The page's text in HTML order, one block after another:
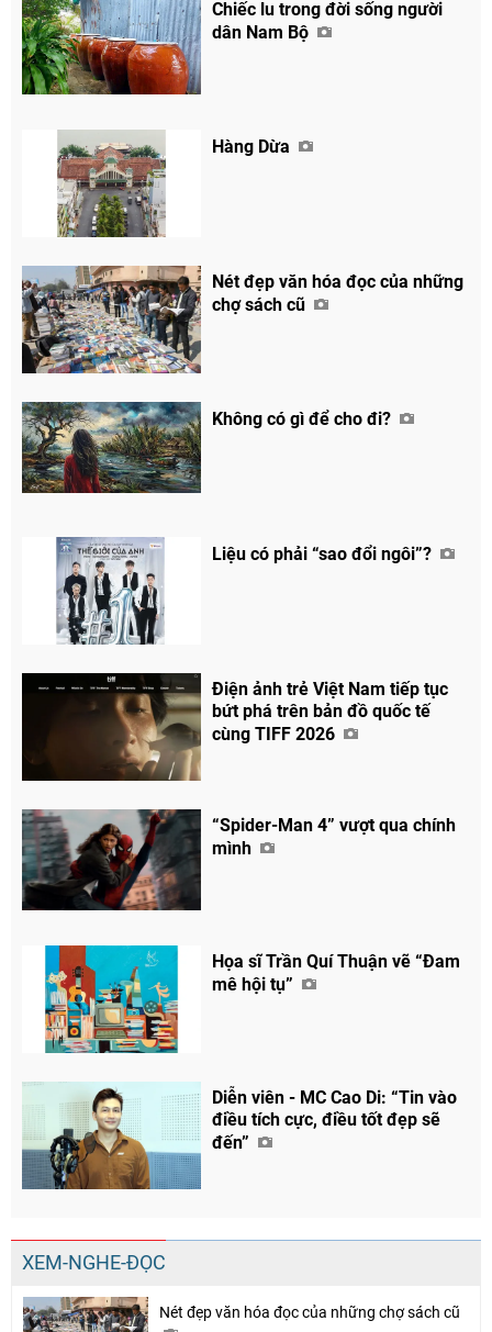
Chiếc lu trong đời sống người
dân Nam Bộ
Hàng Dừa
Nét đẹp văn hóa đọc của những
chợ sách cũ
Không có gì để cho đi?
Liệu có phải “sao đổi ngôi”?
Điện ảnh trẻ Việt Nam tiếp tục
bứt phá trên bản đồ quốc tế
cùng TIFF 2026
“Spider-Man 4” vượt qua chính
mình
Họa sĩ Trần Quí Thuận vẽ “Đam
mê hội tụ”
Diễn viên - MC Cao Di: “Tin vào
điều tích cực, điều tốt đẹp sẽ
đến”
XEM-NGHE-ĐỌC
Nét đẹp văn hóa đọc của những chợ sách cũ